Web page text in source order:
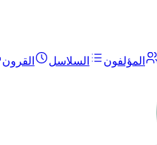
المؤلفون السلاسل القرون